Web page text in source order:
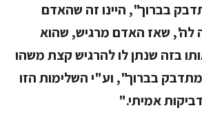
בברוך", היינו זה שהאדם
לה', שאז האדם מרגיש, שהוא
בזה שנתן לו להרגיש קצת משהו
בברוך", וע"י השלימות הזו
אמיתי."